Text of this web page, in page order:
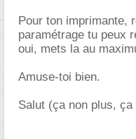
Pour ton imprimante,
paramétrage tu peux
oui, mets la au
Amuse-toi bien.
Salut (ça non plus,